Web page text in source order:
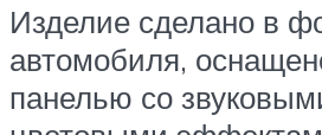
Изделие сделано в
автомобиля,
панелью со